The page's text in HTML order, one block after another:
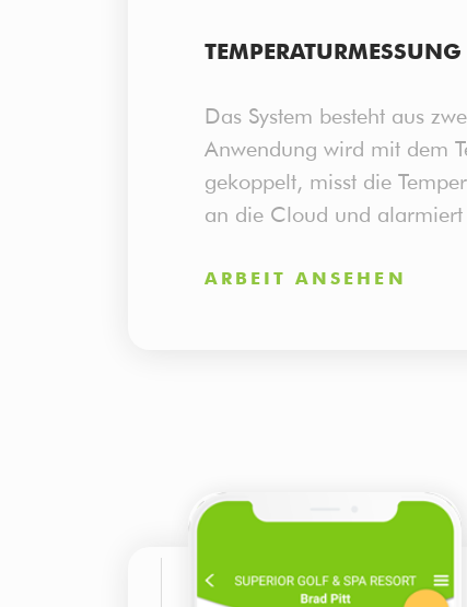
Das System besteht aus
Anwendung wird mit dem
gekoppelt, misst die
an die Cloud und
ARBEIT ANSEHEN